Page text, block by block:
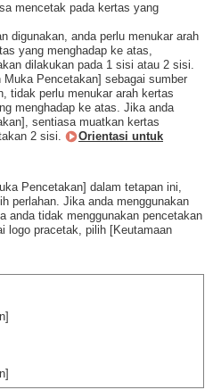
mencetak pada kertas yang
digunakan, anda perlu menukar arah
yang menghadap ke atas,
dilakukan pada 1 sisi atau 2 sisi.
Pencetakan] sebagai sumber
tidak perlu menukar arah kertas
menghadap ke atas. Jika anda
sentiasa muatkan kertas
2 sisi.
Orientasi untuk
Pencetakan] dalam tetapan ini,
perlahan. Jika anda menggunakan
anda tidak menggunakan pencetakan
logo pracetak, pilih [Keutamaan